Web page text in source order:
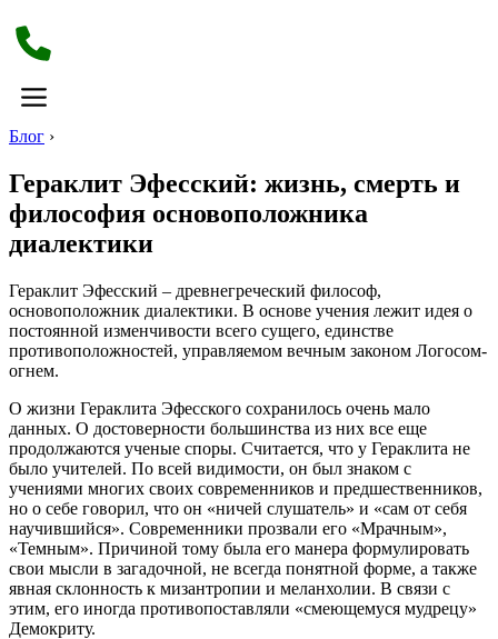
Блог ›
Гераклит Эфесский: жизнь, смерть и
философия основоположника
диалектики
Гераклит Эфесский – древнегреческий философ,
основоположник диалектики. В основе учения лежит идея о
постоянной изменчивости всего сущего, единстве
противоположностей, управляемом вечным законом Логосом-
огнем.
О жизни Гераклита Эфесского сохранилось очень мало
данных. О достоверности большинства из них все еще
продолжаются ученые споры. Считается, что у Гераклита не
было учителей. По всей видимости, он был знаком с
учениями многих своих современников и предшественников,
но о себе говорил, что он «ничей слушатель» и «сам от себя
научившийся». Современники прозвали его «Мрачным»,
«Темным». Причиной тому была его манера формулировать
свои мысли в загадочной, не всегда понятной форме, а также
явная склонность к мизантропии и меланхолии. В связи с
этим, его иногда противопоставляли «смеющемуся мудрецу»
Демокриту.